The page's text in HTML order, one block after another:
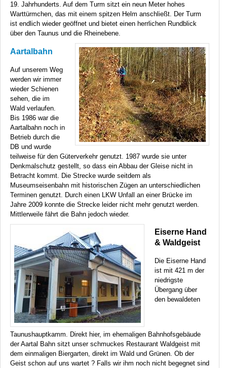
19. Jahrhunderts. Auf dem Turm sitzt ein neun Meter hohes
Warttürmchen, das mit einem spitzen Helm anschließt. Der Turm
ist endlich wieder geöffnet und bietet einen herrlichen Rundblick
über den Taunus und die Rheinebene.
Aartalbahn
Auf unserem Weg
werden wir immer
wieder Schienen
sehen, die im
Wald verlaufen.
Bis 1986 war die
Aartalbahn noch in
Betrieb durch die
DB und wurde
teilweise für den Güterverkehr genutzt. 1987 wurde sie unter
Denkmalschutz gestellt, so dass ein Abbau der Gleise nicht in
Betracht kommt. Die Strecke wurde seitdem als
Museumseisenbahn mit historischen Zügen an unterschiedlichen
Terminen genutzt. Durch einen LKW Unfall an einer Brücke im
Jahre 2009 konnte die Strecke leider nicht mehr genutzt werden.
Mittlerweile fährt die Bahn jedoch wieder.
Eiserne Hand
& Waldgeist
Die Eiserne Hand
ist mit 421 m der
niedrigste
Übergang über
den bewaldeten
Taunushauptkamm. Direkt hier, im ehemaligen Bahnhofsgebäude
der Aartal Bahn sitzt unser schmuckes Restaurant Waldgeist mit
dem einmaligen Biergarten, direkt im Wald und Grünen. Ob der
Geist schon auf uns wartet ? Falls wir ihm noch nicht begegnet sind